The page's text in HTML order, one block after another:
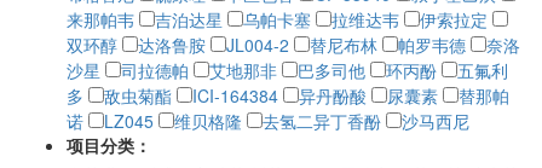
来那帕韦
吉泊达星 乌帕卡塞 拉维达韦
伊索拉定
双环醇
达洛鲁胺 JL004-2 替尼布林 帕罗韦德
奈洛
沙星
司拉德帕 艾地那非 巴多司他 环丙酚
五氟利
多
敌虫菊酯 ICI-164384 异丹酚酸 尿囊素
替那帕
诺
LZ045 维贝格隆 去氢二异丁香酚
沙马西尼
项目分类：